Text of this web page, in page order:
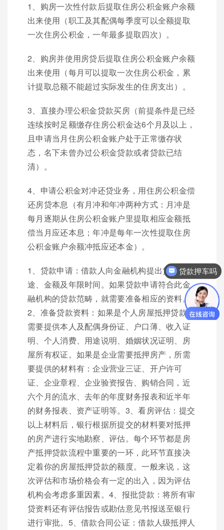
1、购房一次性付款后提取住房公积金账户余额
出来使用（职工及其配偶每季度可以全额提取
一次住房公积金，一年最多提取四次）。
2、购房并使用房贷后提取住房公积金账户余额
出来使用（每月可以提取一次住房公积金，累
计提取总额不能超过实际发生的住房支出）。
3、直接办理公积金贷款买房（前提条件是已经
连续按时足额缴存住房公积金达6个月及以上，
且申请当月住房公积金账户处于正常缴存状
态，名下未曾办过公积金贷款或者贷款已结
清）。
4、申请公积金对冲还贷业务，用住房公积金偿
还房贷本息（有月冲和年冲两种方式：月冲是
每月逐期从住房公积金账户里提取相应金额抵
偿当月应还本息；年冲是每年一次性提取住房
公积金账户余额冲抵应还本金）。
1、贷款申请：借款人向金融机构提出贷款用
途、金额及年限时间。如果贷款申请符合此金
融机构的贷款范畴，就需要准备相应的资料。
2、准备贷款资料：如果是个人房屋抵押贷款，
需要提供本人及配偶身份证、户口薄、收入证
明、个人消费、用途说明、婚姻状况证明、房
屋所有权证。如果是企业需要抵押房产，所需
要提供的材料有：企业营业三证、开户许可
证、企业章程、企业验资报告、购销合同，近
六个月的流水、去年的年度财务报表和近半年
的财务报表、资产证明等。3、看房评估：提交
以上材料后，银行根据所提交的材料要对抵押
的房产进行实地勘察、评估。每个环节都是房
产抵押贷款流程中重要的一环，此环节直接决
定着你的房屋抵押贷款的额度。一般来说，这
次评估和市场价格会有一定的出入，因为评估
机构会考虑多重因素。4、报批贷款：将所有审
贷资料还有评估报告或勘估意见书报送至银行
进行审批。5、借款合同公证：借款人级抵押人
贷款押车吗